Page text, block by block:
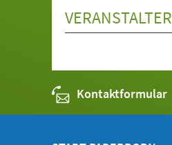
VERANSTALTER
Kontaktformular